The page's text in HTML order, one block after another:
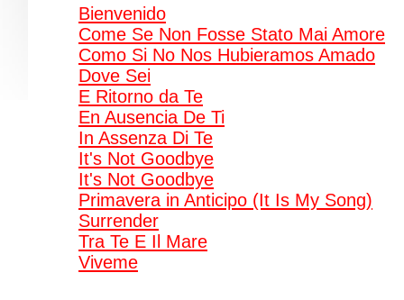
Bienvenido
Come Se Non Fosse Stato Mai Amore
Como Si No Nos Hubieramos Amado
Dove Sei
E Ritorno da Te
En Ausencia De Ti
In Assenza Di Te
It's Not Goodbye
It's Not Goodbye
Primavera in Anticipo (It Is My Song)
Surrender
Tra Te E Il Mare
Viveme